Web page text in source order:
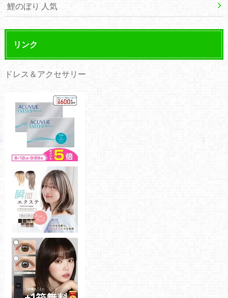
鯉のぼり 人気
リンク
ドレス＆アクセサリー